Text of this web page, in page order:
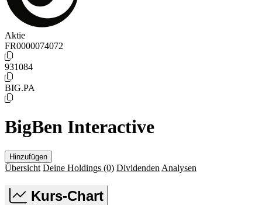
Aktie
FR0000074072
931084
BIG.PA
BigBen Interactive
Hinzufügen
Übersicht Deine Holdings (0) Dividenden Analysen
Kurs-Chart